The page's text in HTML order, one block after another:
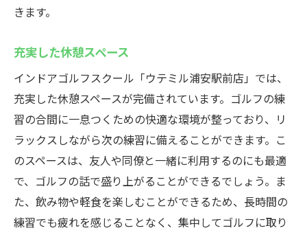
きます。
充実した休憩スペース
インドアゴルフスクール「ウテミル浦安駅前店」では、
充実した休憩スペースが完備されています。ゴルフの練
習の合間に一息つくための快適な環境が整っており、リ
ラックスしながら次の練習に備えることができます。こ
のスペースは、友人や同僚と一緒に利用するのにも最適
で、ゴルフの話で盛り上がることができるでしょう。ま
た、飲み物や軽食を楽しむことができるため、長時間の
練習でも疲れを感じることなく、集中してゴルフに取り